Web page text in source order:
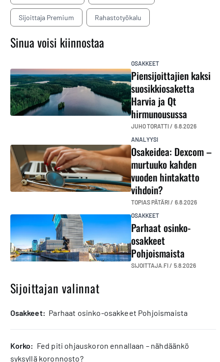
Sijoittaja Premium Rahastotyökalu
Sinua voisi kiinnostaa
OSAKKEET
Piensijoittajien kaksi
suosikkiosaketta
Harvia ja Qt
hirmunousussa
JUHO TORATTI / 6.8.2026
ANALYYSI
Osakeidea: Dexcom –
murtuuko kahden
vuoden hintakatto
vihdoin?
TOPIAS PÄTÄRI / 6.8.2026
OSAKKEET
Parhaat osinko-
osakkeet
Pohjoismaista
SIJOITTAJA.FI / 5.8.2026
Sijoittajan valinnat
osakkeet: Parhaat osinko-osakkeet Pohjoismaista
korko: Fed piti ohjauskoron ennallaan – nähdäänkö
syksyllä koronnosto?